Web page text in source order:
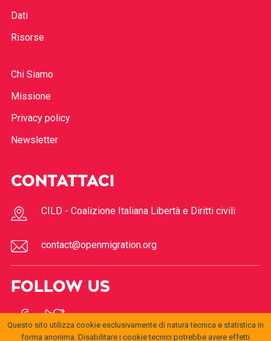
Dati
Risorse
Chi Siamo
Missione
Privacy policy
Newsletter
CONTATTACI
CILD - Coalizione Italiana Libertà e Diritti civili
contact@openmigration.org
FOLLOW US
Questo sito utilizza cookie esclusivamente di natura tecnica e statistica in
forma anonima. Disabilitare i cookie tecnici potrebbe avere effetti